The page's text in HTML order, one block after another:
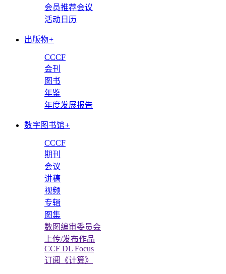
会员推荐会议
活动日历
出版物+
CCCF
会刊
图书
年鉴
年度发展报告
数字图书馆+
CCCF
期刊
会议
讲稿
视频
专辑
图集
数图编审委员会
上传/发布作品
CCF DL Focus
订阅《计算》